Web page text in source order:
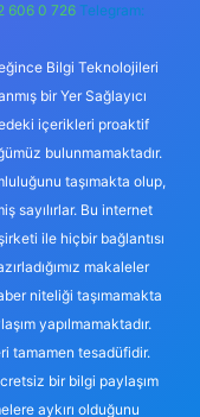
606 0 726 Telegram:
Bilgi Teknolojileri
bir Yer Sağlayıcı
içerikleri proaktif
bulunmamaktadır.
taşımakta olup,
sayılırlar. Bu internet
ile hiçbir bağlantısı
makaleler
niteliği taşımamakta
yapılmamaktadır.
tamamen tesadüfidir.
bir bilgi paylaşım
aykırı olduğunu